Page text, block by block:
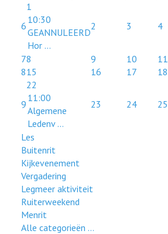
6
1
10:30
GEANNULEERD
Hor ...
2 3 4
78 9 10 11
815 16 17 18
9
22
11:00
Algemene
Ledenv ...
23 24 25
Les
Buitenrit
Kijkevenement
Vergadering
Legmeer aktiviteit
Ruiterweekend
Menrit
Alle categorieën ...